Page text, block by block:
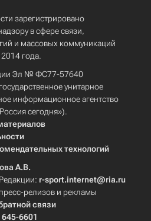
зарегистрировано
в сфере связи,
и массовых коммуникаций
года.
Эл № ФС77-57640
унитарное
информационное агентство
сегодня»).
технологий
А.В.
r-sport.internet@ria.ru
релизов и рекламы
связи
6601